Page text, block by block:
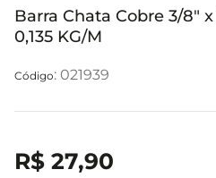
Barra Chata Cobre 3/8" x
0,135 KG/M
: 021939
R$ 27,90
4º
cabo pp